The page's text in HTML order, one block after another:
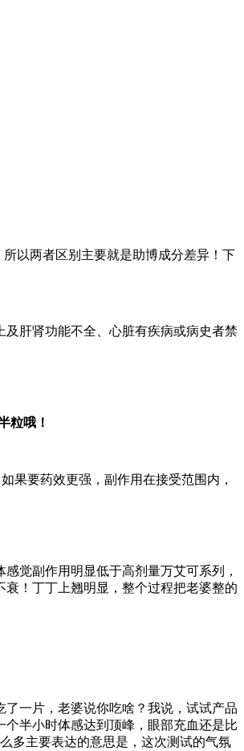
以两者区别主要就是助博成分差异！下
肝肾功能不全、心脏有疾病或病史者禁
粒哦！
果要药效更强，副作用在接受范围内，
觉副作用明显低于高剂量万艾可系列，
！丁丁上翘明显，整个过程把老婆整的
一片，老婆说你吃啥？我说，试试产品
半小时体感达到顶峰，眼部充血还是比
多主要表达的意思是，这次测试的气氛